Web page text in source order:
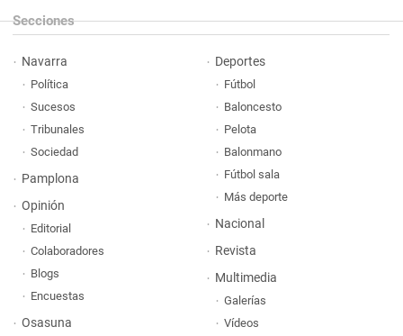
Secciones
Navarra
Política
Sucesos
Tribunales
Sociedad
Pamplona
Opinión
Editorial
Colaboradores
Blogs
Encuestas
Osasuna
Deportes
Fútbol
Baloncesto
Pelota
Balonmano
Fútbol sala
Más deporte
Nacional
Revista
Multimedia
Galerías
Vídeos